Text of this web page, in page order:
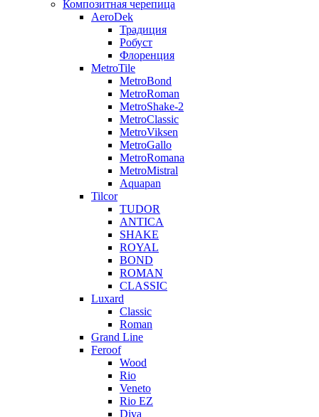
Композитная черепица
AeroDek
Традиция
Робуст
Флоренция
MetroTile
MetroBond
MetroRoman
MetroShake-2
MetroClassic
MetroViksen
MetroGallo
MetroRomana
MetroMistral
Aquapan
Tilcor
TUDOR
ANTICA
SHAKE
ROYAL
BOND
ROMAN
CLASSIC
Luxard
Classic
Roman
Grand Line
Feroof
Wood
Rio
Veneto
Rio EZ
Diva